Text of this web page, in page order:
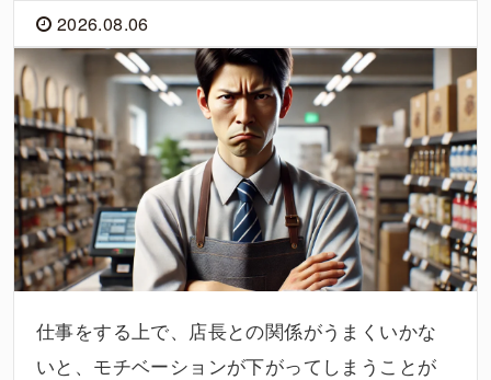
2026.08.06
仕事をする上で、店長との関係がうまくいかな
いと、モチベーションが下がってしまうことが